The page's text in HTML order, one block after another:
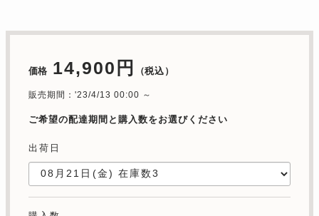
価格 14,900円 （税込）
販売期間：'23/4/13 00:00 ～
ご希望の配達期間と購入数をお選びください
出荷日